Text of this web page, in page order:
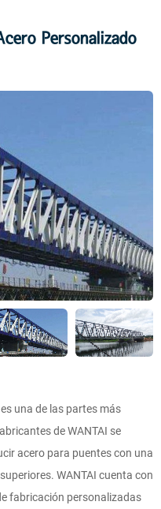
Personalizado
una de las partes más
de WANTAI se
acero para puentes con una
WANTAI cuenta con
fabricación personalizadas